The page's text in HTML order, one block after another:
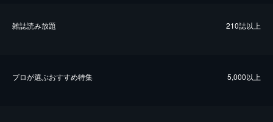
雑誌読み放題 210誌以上
プロが選ぶおすすめ特集 5,000以上